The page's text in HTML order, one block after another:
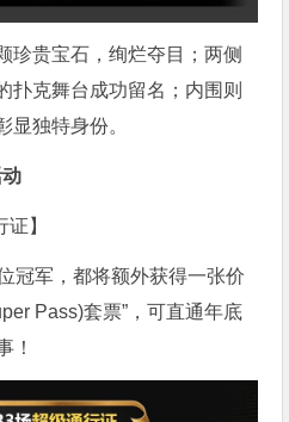
珍贵宝石，绚烂夺目；两侧
扑克舞台成功留名；内围则
显独特身份。
】
冠军，都将额外获得一张价
Pass)套票”，可直通年底
！